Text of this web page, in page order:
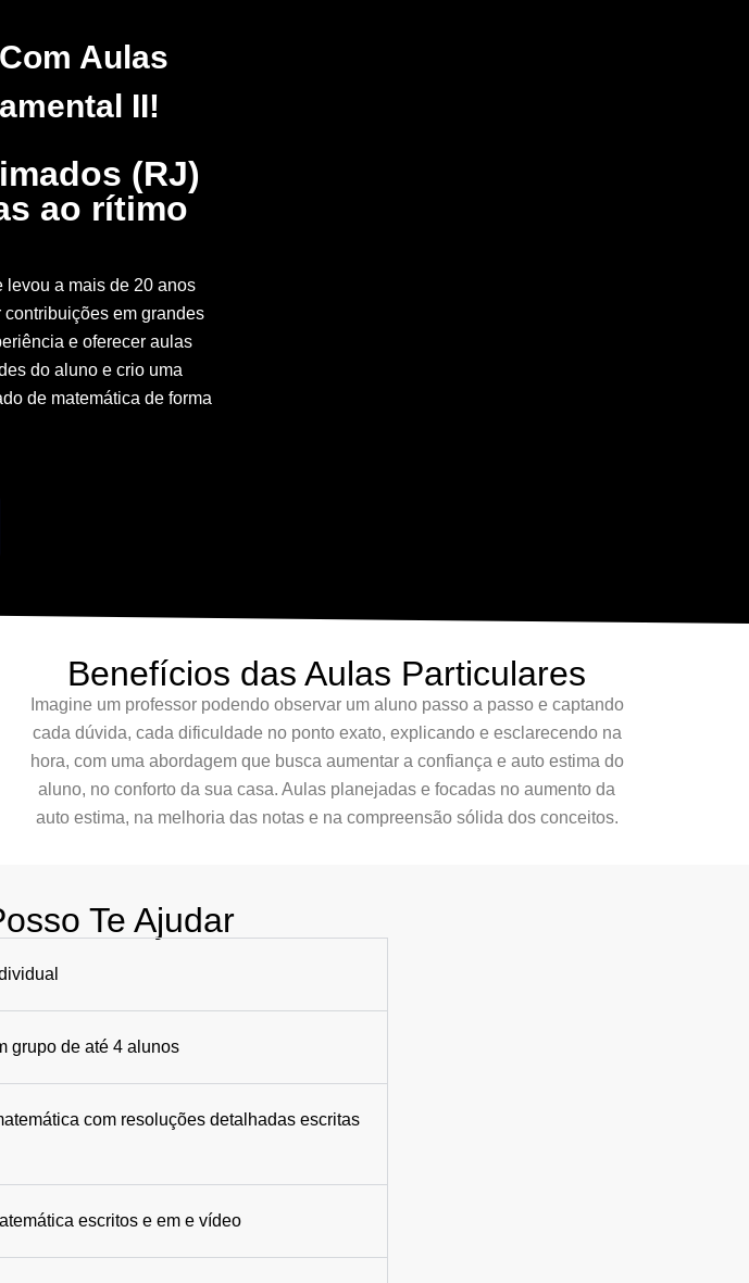
Com Aulas
II!
(RJ)
ao rítimo
levou a mais de 20 anos
em grandes
e oferecer aulas
do aluno e crio uma
de matemática de forma
Benefícios das Aulas Particulares
Imagine um professor podendo observar um aluno passo a passo e captando
cada dúvida, cada dificuldade no ponto exato, explicando e esclarecendo na
hora, com uma abordagem que busca aumentar a confiança e auto estima do
aluno, no conforto da sua casa. Aulas planejadas e focadas no aumento da
auto estima, na melhoria das notas e na compreensão sólida dos conceitos.
Te Ajudar
grupo de até 4 alunos
com resoluções detalhadas escritas
escritos e em e vídeo